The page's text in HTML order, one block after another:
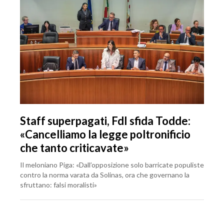
Staff superpagati, FdI sfida Todde:
«Cancelliamo la legge poltronificio
che tanto criticavate»
Il meloniano Piga: «Dall’opposizione solo barricate populiste
contro la norma varata da Solinas, ora che governano la
sfruttano: falsi moralisti»